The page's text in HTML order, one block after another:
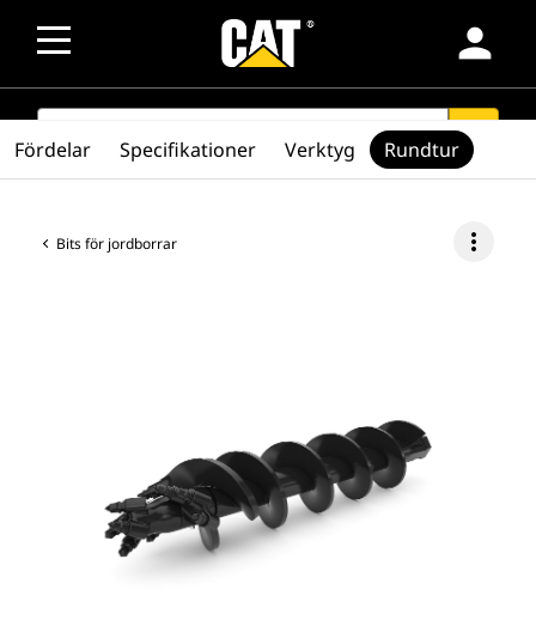
person
SEARCH search
Bits för jordborrar more_vert
Fördelar Specifikationer Verktyg Rundtur